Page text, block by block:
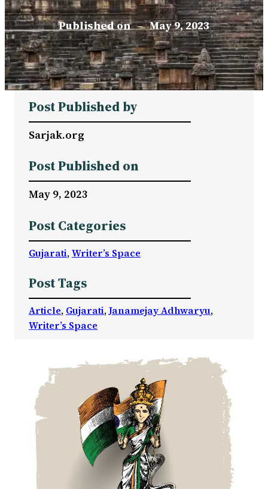
Published on – May 9, 2023
Post Published by
Sarjak.org
Post Published on
May 9, 2023
Post Categories
Gujarati, Writer’s Space
Post Tags
Article, Gujarati, Janamejay Adhwaryu
Writer’s Space